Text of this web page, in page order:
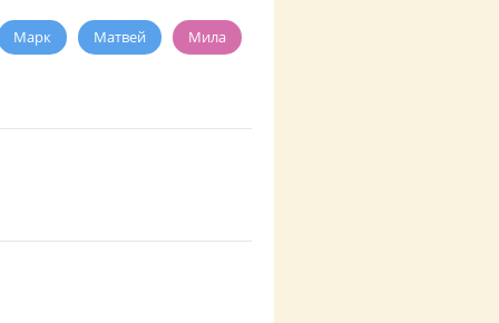
Марк Матвей Мила